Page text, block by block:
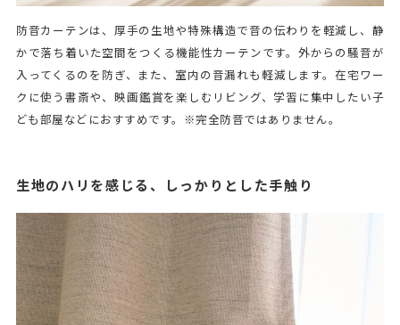
防音カーテンは、厚手の生地や特殊構造で音の伝わりを軽減し、静
かで落ち着いた空間をつくる機能性カーテンです。外からの騒音が
入ってくるのを防ぎ、また、室内の音漏れも軽減します。在宅ワー
クに使う書斎や、映画鑑賞を楽しむリビング、学習に集中したい子
ども部屋などにおすすめです。※完全防音ではありません。
生地のハリを感じる、しっかりとした手触り